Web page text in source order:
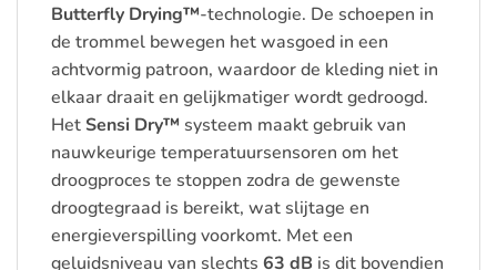
Butterfly Drying™-technologie. De schoepen in
de trommel bewegen het wasgoed in een
achtvormig patroon, waardoor de kleding niet in
elkaar draait en gelijkmatiger wordt gedroogd.
HetSensi Dry™ systeem maakt gebruik van
nauwkeurige temperatuursensoren om het
droogproces te stoppen zodra de gewenste
droogtegraad is bereikt, wat slijtage en
energieverspilling voorkomt. Met een
geluidsniveau van slechts 63 dB is dit bovendien